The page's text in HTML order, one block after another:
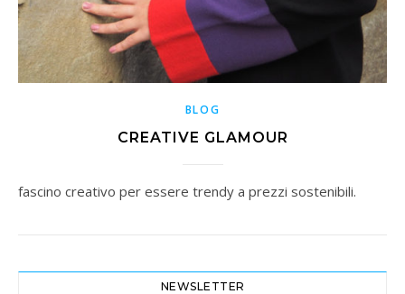
BLOG
CREATIVE GLAMOUR
fascino creativo per essere trendy a prezzi sostenibili.
NEWSLETTER